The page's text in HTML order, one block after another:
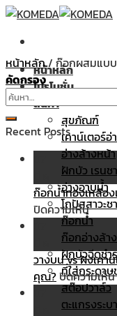
Skip
content
หน้าหลัก
โปรโมชั่น
สินค้า
สุขภัณฑ์
เคาน์เตอร์
อ่างล้างหน้า
ฝักบัว เรนช
อ่างอาบน้ำ
โถปัสสาวะช
ก๊อกน้ำ
ก๊อกอ่างล้า
ฝักบัวฉีดชำ
ที่ใส่กระดาษ
สต๊อปวาล์ว
ตะแกรงระ
หน้าหลัก/ ก๊อกผสมแบ
คัดกรอง
ค้นหา:
Recent Posts
ก๊อกน้ำทองเหลือ
ปิดความเห็นบน
ก๊อก
น้ำ
ทอง
เหลือ
แท้…
ดู
วางบน vs ฝังเคา
คุณ?ปิดความเห็น